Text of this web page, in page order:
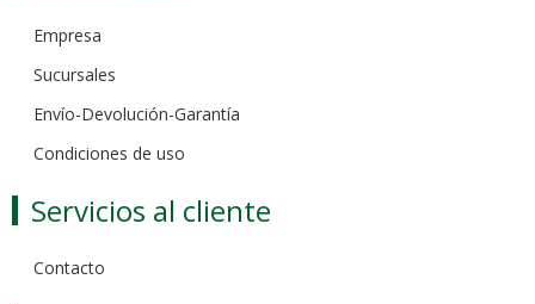
Empresa
Sucursales
Envío-Devolución-Garantía
Condiciones de uso
Servicios al cliente
Contacto